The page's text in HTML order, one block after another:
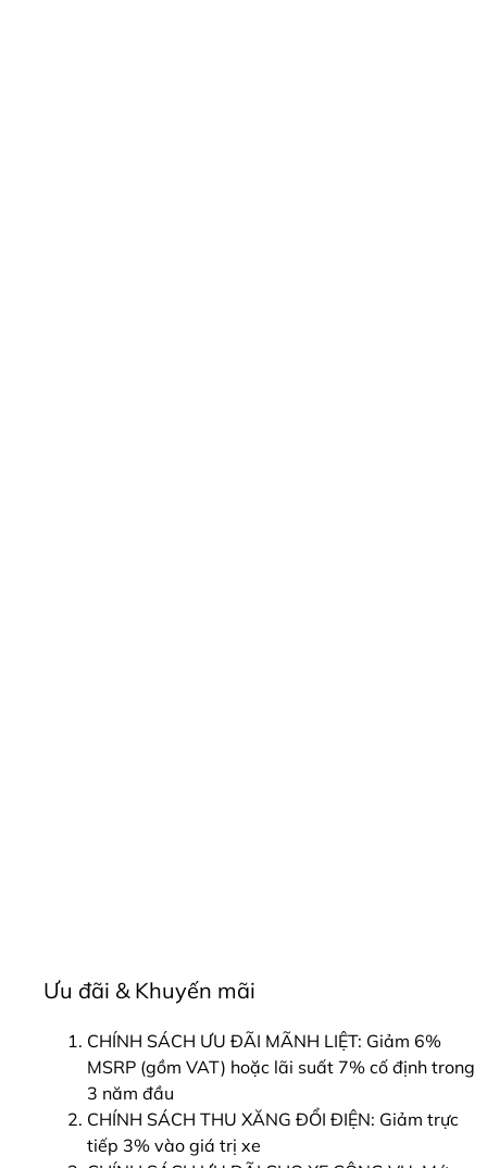
Ưu đãi & Khuyến mãi
CHÍNH SÁCH ƯU ĐÃI MÃNH LIỆT: Giảm 6%
MSRP (gồm VAT) hoặc lãi suất 7% cố định trong
3 năm đầu
CHÍNH SÁCH THU XĂNG ĐỔI ĐIỆN: Giảm trực
tiếp 3% vào giá trị xe